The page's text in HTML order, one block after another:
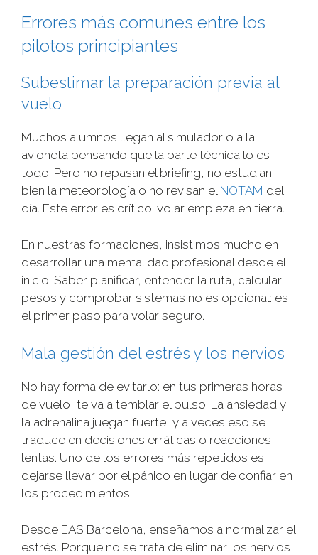
Errores más comunes entre los
pilotos principiantes
Subestimar la preparación previa al
vuelo
Muchos alumnos llegan al simulador o a la
avioneta pensando que la parte técnica lo es
todo. Pero no repasan el briefing, no estudian
bien la meteorología o no revisan el NOTAM del
día. Este error es crítico: volar empieza en tierra.
En nuestras formaciones, insistimos mucho en
desarrollar una mentalidad profesional desde el
inicio. Saber planificar, entender la ruta, calcular
pesos y comprobar sistemas no es opcional: es
el primer paso para volar seguro.
Mala gestión del estrés y los nervios
No hay forma de evitarlo: en tus primeras horas
de vuelo, te va a temblar el pulso. La ansiedad y
la adrenalina juegan fuerte, y a veces eso se
traduce en decisiones erráticas o reacciones
lentas. Uno de los errores más repetidos es
dejarse llevar por el pánico en lugar de confiar en
los procedimientos.
Desde EAS Barcelona, enseñamos a normalizar el
estrés. Porque no se trata de eliminar los nervios,